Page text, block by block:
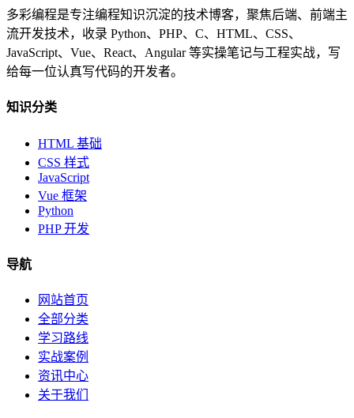
多彩编程是专注编程知识沉淀的技术博客，聚焦后端、前端主
流开发技术，收录 Python、PHP、C、HTML、CSS、
JavaScript、Vue、React、Angular 等实操笔记与工程实战，写
给每一位认真写代码的开发者。
知识分类
HTML 基础
CSS 样式
JavaScript
Vue 框架
Python
PHP 开发
导航
网站首页
全部分类
学习路线
实战案例
资讯中心
关于我们